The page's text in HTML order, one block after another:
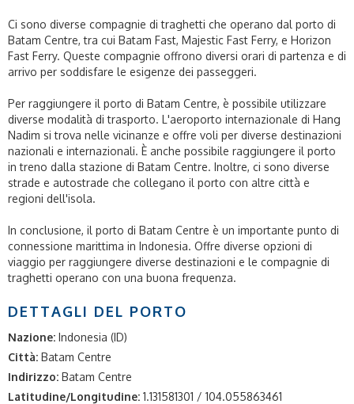
Ci sono diverse compagnie di traghetti che operano dal porto di
Batam Centre, tra cui Batam Fast, Majestic Fast Ferry, e Horizon
Fast Ferry. Queste compagnie offrono diversi orari di partenza e di
arrivo per soddisfare le esigenze dei passeggeri.
Per raggiungere il porto di Batam Centre, è possibile utilizzare
diverse modalità di trasporto. L'aeroporto internazionale di Hang
Nadim si trova nelle vicinanze e offre voli per diverse destinazioni
nazionali e internazionali. È anche possibile raggiungere il porto
in treno dalla stazione di Batam Centre. Inoltre, ci sono diverse
strade e autostrade che collegano il porto con altre città e
regioni dell'isola.
In conclusione, il porto di Batam Centre è un importante punto di
connessione marittima in Indonesia. Offre diverse opzioni di
viaggio per raggiungere diverse destinazioni e le compagnie di
traghetti operano con una buona frequenza.
DETTAGLI DEL PORTO
Nazione: Indonesia (ID)
Città: Batam Centre
Indirizzo: Batam Centre
Latitudine/Longitudine: 1.131581301 / 104.055863461